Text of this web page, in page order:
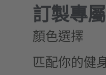
訂製專
顏色選擇
匹配你的健